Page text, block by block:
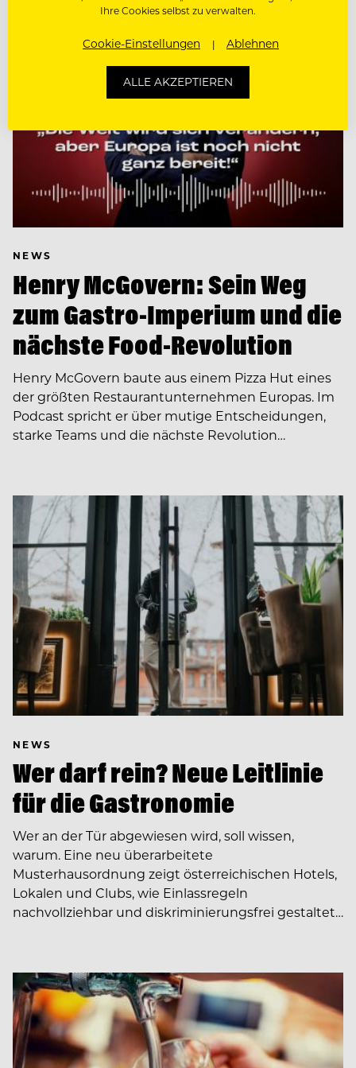
NEWS
Henry McGovern: Sein Weg
zum Gastro-Imperium und die
nächste Food-Revolution
Henry McGovern baute aus einem Pizza Hut eines
der größten Restaurantunternehmen Europas. Im
Podcast spricht er über mutige Entscheidungen,
starke Teams und die nächste Revolution…
NEWS
Wer darf rein? Neue Leitlinie
für die Gastronomie
Wer an der Tür abgewiesen wird, soll wissen,
warum. Eine neu überarbeitete
Musterhausordnung zeigt österreichischen Hotels,
Lokalen und Clubs, wie Einlassregeln
nachvollziehbar und diskriminierungsfrei gestaltet…
Ihre Cookies selbst zu verwalten.
Cookie-Einstellungen Ablehnen
ALLE AKZEPTIEREN